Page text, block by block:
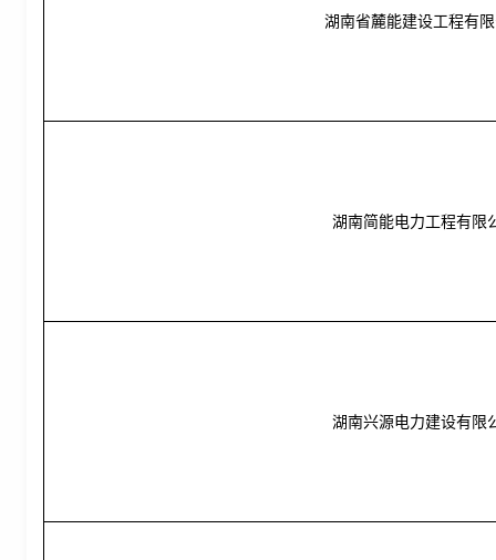
湖南省麓能建设工程有
湖南简能电力工程有限
湖南兴源电力建设有限